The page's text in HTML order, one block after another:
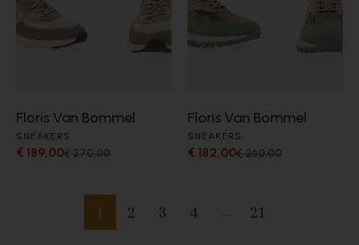
Floris Van Bommel
SNEAKERS
€ 189,00€ 270,00
Floris Van Bommel
SNEAKERS
€ 182,00€ 260,00
1 2 3 4 … 21